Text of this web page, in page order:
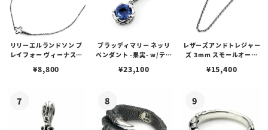
リリーエルランドソン プ
レイフォー ヴィーナスチ
¥8,800
ブラッディマリー ネッリ
ペンダント -果実- w/ティ
¥23,100
レザーズアンドトレジャー
ズ 3mm スモールオーバ
ブスタークラスプ＆LTロ
¥15,400